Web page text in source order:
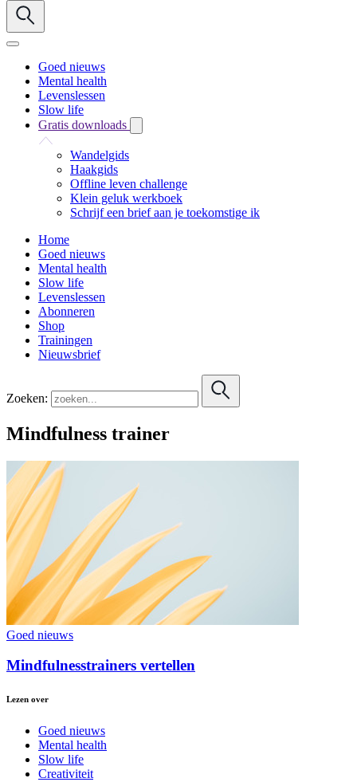
Goed nieuws
Mental health
Levenslessen
Slow life
Gratis downloads
Wandelgids
Haakgids
Offline leven challenge
Klein geluk werkboek
Schrijf een brief aan je toekomstige ik
Home
Goed nieuws
Mental health
Slow life
Levenslessen
Abonneren
Shop
Trainingen
Nieuwsbrief
Zoeken:
Mindfulness trainer
Goed nieuws
Mindfulnesstrainers vertellen
Lezen over
Goed nieuws
Mental health
Slow life
Creativiteit